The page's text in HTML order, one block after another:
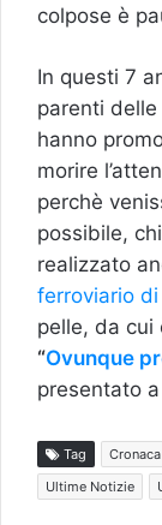
colpose è
In questi 7
parenti
hanno
morire
perchè
possibile,
realizzato
ferroviario
pelle, da
“Ovunque
presentato
Tag
Ultime Notizie